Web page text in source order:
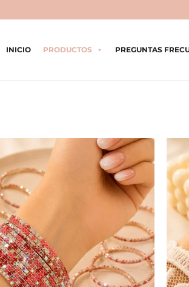
INICIO PRODUCTOS PREGUNTAS